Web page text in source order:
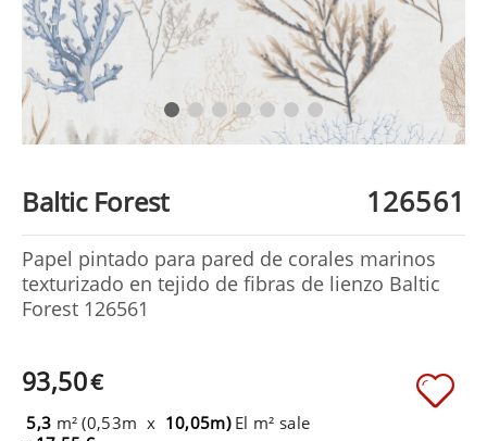
Baltic Forest 126561
Papel pintado para pared de corales marinos
texturizado en tejido de fibras de lienzo Baltic
Forest 126561
93,50€
5,3 m² (0,53m x 10,05m) El m² sale